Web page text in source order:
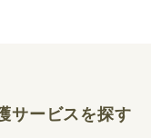
サービスを探す